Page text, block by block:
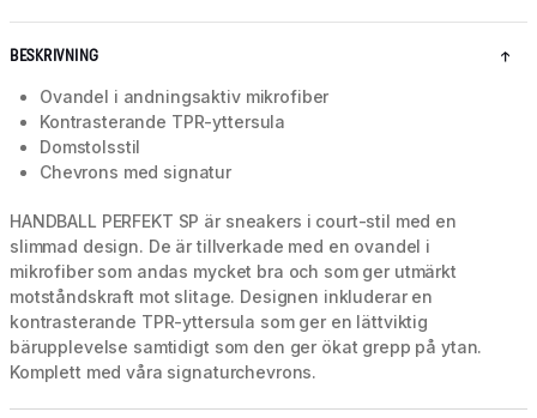
BESKRIVNING
Ovandel i andningsaktiv mikrofiber
Kontrasterande TPR-yttersula
Domstolsstil
Chevrons med signatur
HANDBALL PERFEKT SP är sneakers i court-stil med en
slimmad design. De är tillverkade med en ovandel i
mikrofiber som andas mycket bra och som ger utmärkt
motståndskraft mot slitage. Designen inkluderar en
kontrasterande TPR-yttersula som ger en lättviktig
bärupplevelse samtidigt som den ger ökat grepp på ytan.
Komplett med våra signaturchevrons.